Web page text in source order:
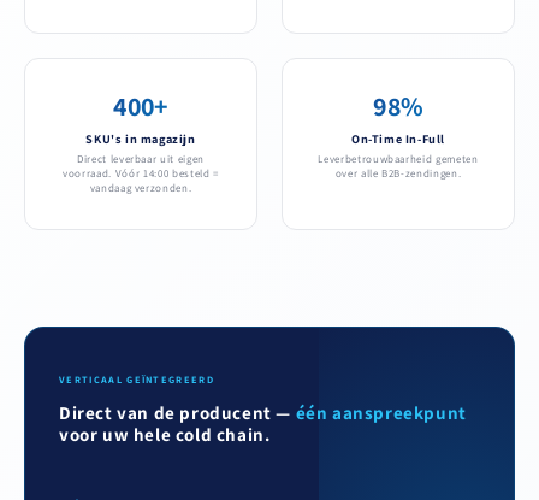
400+
SKU's in magazijn
Direct leverbaar uit eigen
voorraad. Vóór 14:00 besteld =
vandaag verzonden.
98%
On-Time In-Full
Leverbetrouwbaarheid gemeten
over alle B2B-zendingen.
VERTICAAL GEÏNTEGREERD
Direct van de producent — één aanspreekpunt
voor uw hele cold chain.